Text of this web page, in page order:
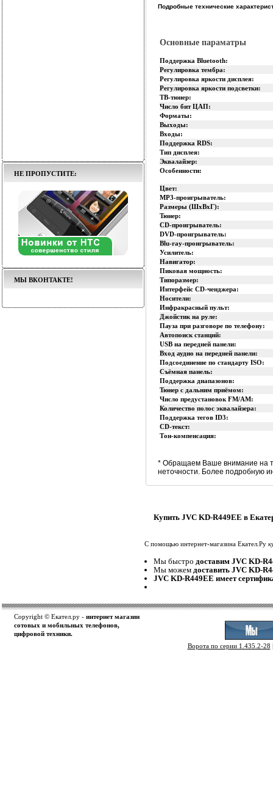
НЕ ПРОПУСТИТЕ:
МЫ ВКОНТАКТЕ!
Подробные технические
Основные параматры
Поддержка Bluetooth:
Регулировка тембра:
Регулировка яркости дисплея:
Регулировка яркости подсветки:
ТВ-тюнер:
Число бит ЦАП:
Форматы:
Выходы:
Входы:
Поддержка RDS:
Тип дисплея:
Эквалайзер:
Особенности:
Цвет:
MP3-проигрыватель:
Размеры (ШхВхГ):
Тюнер:
CD-проигрыватель:
DVD-проигрыватель:
Blu-ray-проигрыватель:
Усилитель:
Навигатор:
Пиковая мощность:
Типоразмер:
Интерфейс CD-ченджера:
Носители:
Инфракрасный пульт:
Джойстик на руле:
Пауза при разговоре по телефону:
Автопоиск станций:
USB на передней панели:
Вход аудио на передней панели:
Подсоединение по стандарту ISO:
Съёмная панель:
Поддержка диапазонов:
Тюнер с дальним приёмом:
Число предустановок FM/AM:
Количество полос эквалайзера:
Поддержка тегов ID3:
CD-текст:
Тон-компенсация:
* Обращаем Ваше внимание на
неточности. Более подробную
Купить JVC KD-R449EE в
С помощью интернет-магазина Екател.Ру
Мы быстро доставим JVC KD-
Мы можем доставить JVC KD-
JVC KD-R449EE имеет
Copyright © Екател.ру - интернет магазин
сотовых и мобильных телефонов,
цифровой техники.
Ворота по серии 1.435.2-28